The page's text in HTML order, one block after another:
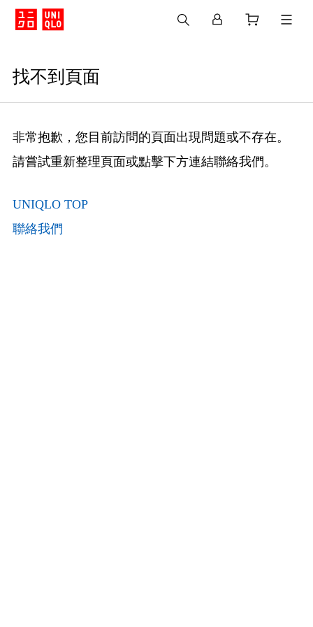
找不到頁面
非常抱歉，您目前訪問的頁面出現問題或不存在。
請嘗試重新整理頁面或點擊下方連結聯絡我們。
UNIQLO TOP
聯絡我們